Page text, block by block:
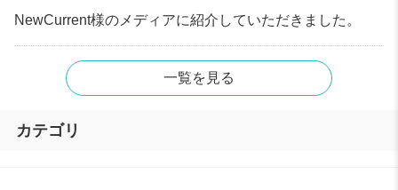
NewCurrent様のメディアに紹介していただきました。
一覧を見る
カテゴリ